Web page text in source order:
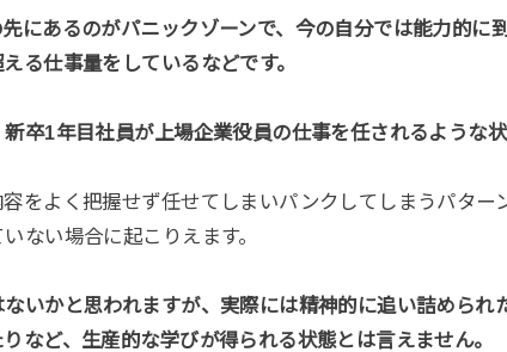
にあるのがパニックゾーンで、今の自分では能力的に
る仕事量をしているなどです。
卒1年目社員が上場企業役員の仕事を任されるような
をよく把握せず任せてしまいパンクしてしまうパター
ない場合に起こりえます。
いかと思われますが、実際には精神的に追い詰められ
など、生産的な学びが得られる状態とは言えません。